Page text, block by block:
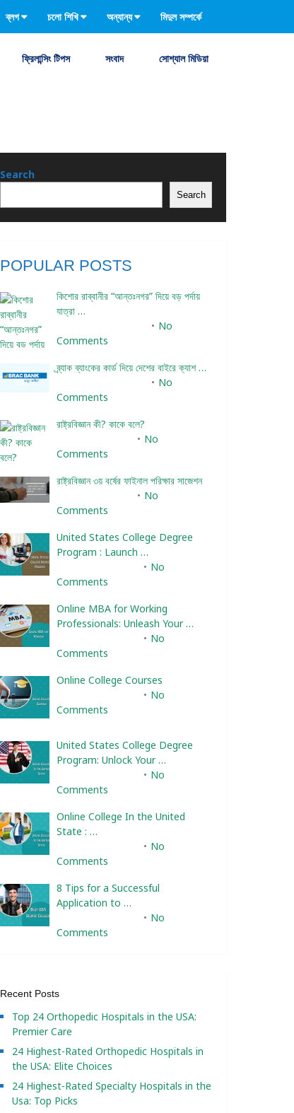
ব্লগ চলো শিখি অন্যান্য মিদুল সম্পর্কে
ফ্রিলান্সিং টিপস সংবাদ সোশ্যাল মিডিয়া
Search
Search
POPULAR POSTS
কিশোর রাব্বানীর “আন্তঃনগর” দিয়ে বড় পর্দায়
যাত্রা …
No
Comments
ব্র্যাক ব্যাংকের কার্ড দিয়ে দেশের বাইরে ক্যাশ …
No
Comments
রাষ্ট্রবিজ্ঞান কী? কাকে বলে?
No
Comments
রাষ্ট্রবিজ্ঞান ৩য় বর্ষের ফাইনাল পরিক্ষার সাজেশন
No
Comments
United States College Degree
Program : Launch …
No
Comments
Online MBA for Working
Professionals: Unleash Your …
No
Comments
Online College Courses
No
Comments
United States College Degree
Program: Unlock Your …
No
Comments
Online College In the United
State : …
No
Comments
8 Tips for a Successful
Application to …
No
Comments
Recent Posts
Top 24 Orthopedic Hospitals in the USA:
Premier Care
24 Highest-Rated Orthopedic Hospitals in
the USA: Elite Choices
24 Highest-Rated Specialty Hospitals in the
Usa: Top Picks